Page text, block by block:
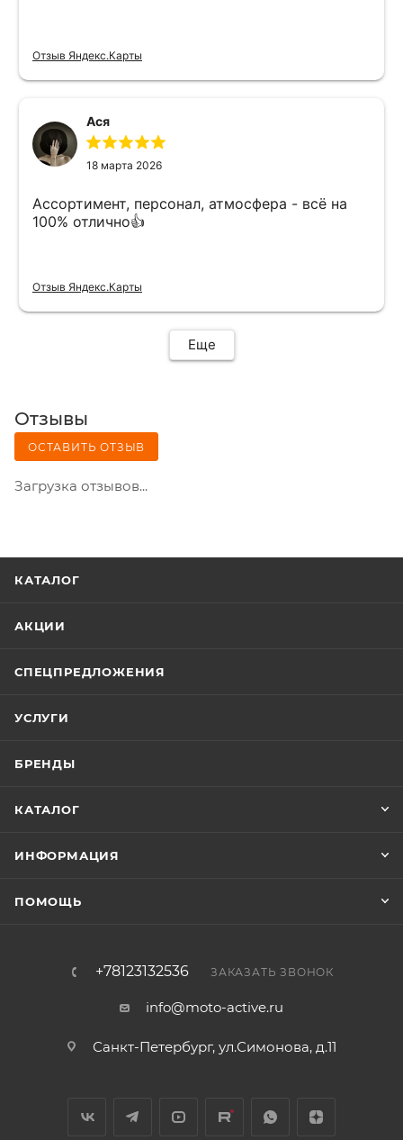
Отзыв Яндекс.Карты
Ася
18 марта 2026
Ассортимент, персонал, атмосфера - всё на
100% отлично👍
Отзыв Яндекс.Карты
Еще
Отзывы
ОСТАВИТЬ ОТЗЫВ
Загрузка отзывов...
КАТАЛОГ
АКЦИИ
СПЕЦПРЕДЛОЖЕНИЯ
УСЛУГИ
БРЕНДЫ
КАТАЛОГ
ИНФОРМАЦИЯ
ПОМОЩЬ
+78123132536 ЗАКАЗАТЬ ЗВОНОК
info@moto-active.ru
Санкт-Петербург, ул.Симонова, д.11